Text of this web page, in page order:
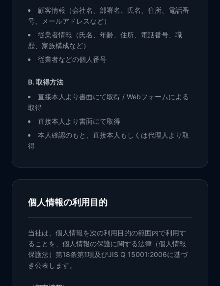
顧客情報（会社名、部署名、氏名、住所、電話番
号、メールアドレスなど）
従業者情報（氏名、年齢、住所、電話番号、職
歴、家族構成など）
従業者などの個人番号
B. 取得方法
直接本人より書面にて取得 / Webフォームによる
取得
直接本人より書面にて取得
本人確認のもと、直接本人もしくは代理人より取
得
個人情報の利用目的
当社は、個人情報を次の利用目的の範囲内で利用す
ることを、個人情報の保護に関する法律（個人情報
保護法）第18条第1項及びJIS Q 15001:2006に基づ
き公表します。